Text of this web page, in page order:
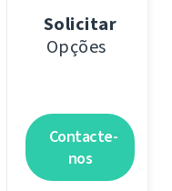
Solicitar
Opções
Contacte-
nos